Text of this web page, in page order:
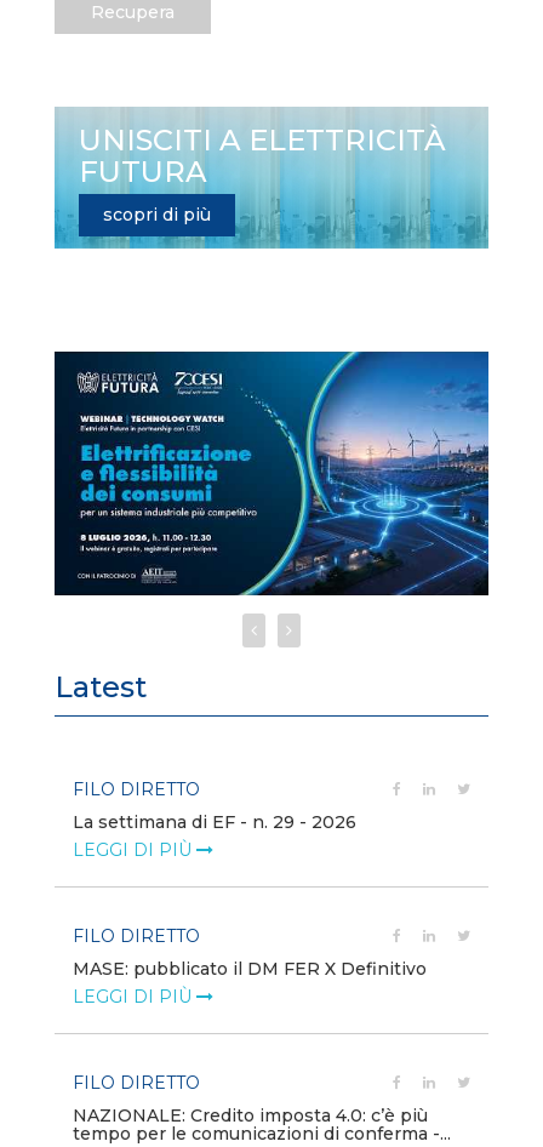
Recupera
UNISCITI A ELETTRICITÀ
FUTURA
scopri di più
Latest
FILO DIRETTO
La settimana di EF - n. 29 - 2026
LEGGI DI PIÙ
FILO DIRETTO
MASE: pubblicato il DM FER X Definitivo
LEGGI DI PIÙ
FILO DIRETTO
NAZIONALE: Credito imposta 4.0: c’è più
tempo per le comunicazioni di conferma -...